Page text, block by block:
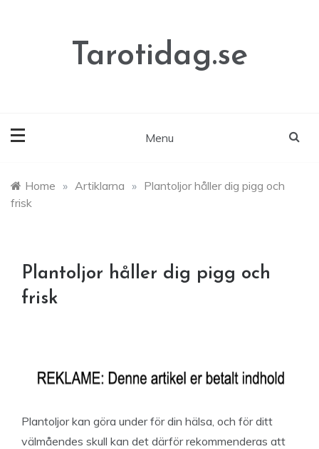
Tarotidag.se
Menu
Home » Artiklarna » Plantoljor håller dig pigg och
frisk
Plantoljor håller dig pigg och
frisk
Plantoljor kan göra under för din hälsa, och för ditt
välmåendes skull kan det därför rekommenderas att